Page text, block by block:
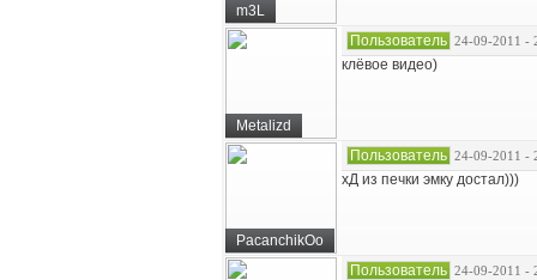
m3L
Metalizd
Пользователь 24-09-2011 -
клёвое видео)
PacanchikOo
Пользователь 24-09-2011 -
хД из печки эмку достал)))
Пользователь 24-09-2011 -